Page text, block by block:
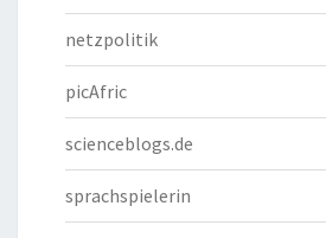
netzpolitik
picAfric
scienceblogs.de
sprachspielerin